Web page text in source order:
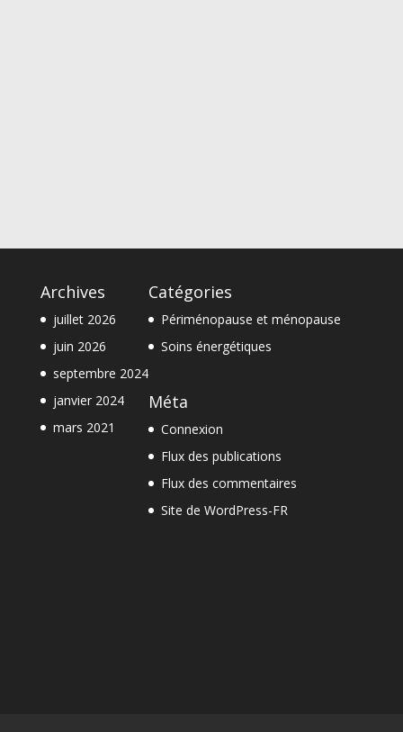
Archives
juillet 2026
juin 2026
septembre 2024
janvier 2024
mars 2021
Catégories
Périménopause et ménopause
Soins énergétiques
Méta
Connexion
Flux des publications
Flux des commentaires
Site de WordPress-FR